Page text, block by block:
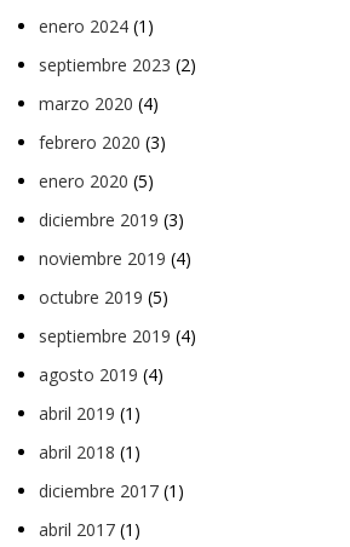
enero 2024 (1)
septiembre 2023 (2)
marzo 2020 (4)
febrero 2020 (3)
enero 2020 (5)
diciembre 2019 (3)
noviembre 2019 (4)
octubre 2019 (5)
septiembre 2019 (4)
agosto 2019 (4)
abril 2019 (1)
abril 2018 (1)
diciembre 2017 (1)
abril 2017 (1)